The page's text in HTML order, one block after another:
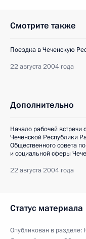
Смотрите также
Поездка в Чеченскую
22 августа 2004 года
Дополнительно
Начало рабочей встречи
Чеченской Республики
Общественного совета
и социальной сферы
22 августа 2004 года
Статус материала
Опубликован в разделе: